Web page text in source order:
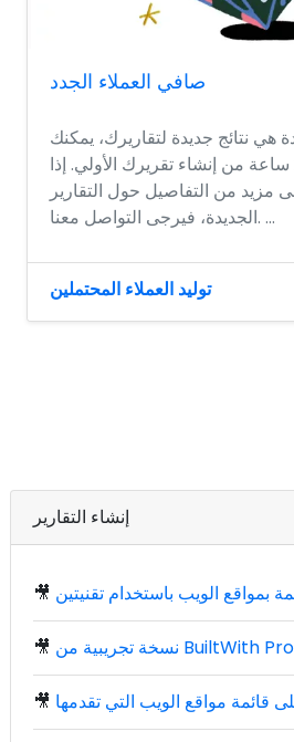
صافي العملاء الجدد
هي نتائج جديدة لتقاريرك، يمكنك
إنشاؤها خلال 24 ساعة من إنشاء تقريرك الأولي. إذا
مزيد من التفاصيل حول التقارير
الجديدة، فيرجى التواصل معنا. ...
توليد العملاء المحتملين
إنشاء التقارير
🎥 بمواقع الويب باستخدام تقنيتين
🎥
🎥 قائمة مواقع الويب التي تقدمها